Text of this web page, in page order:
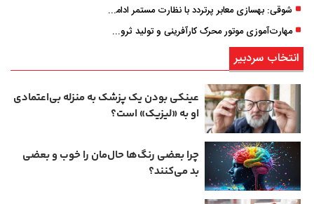
شوقی: بهسازی معابر پرتردد با نظارت مستمر ادامه دارد
مهارت‌آموزی موتور محرک کارآفرینی و تولید ثروت است
انتخاب سردبیر
عینکی‌ بودن یک پزشک به منزله بی‌اعتمادی
او به «لیزیک» است؟
چرا بعضی رنگ‌ها حال‌مان را خوب و بعضی
بد می‌کنند؟